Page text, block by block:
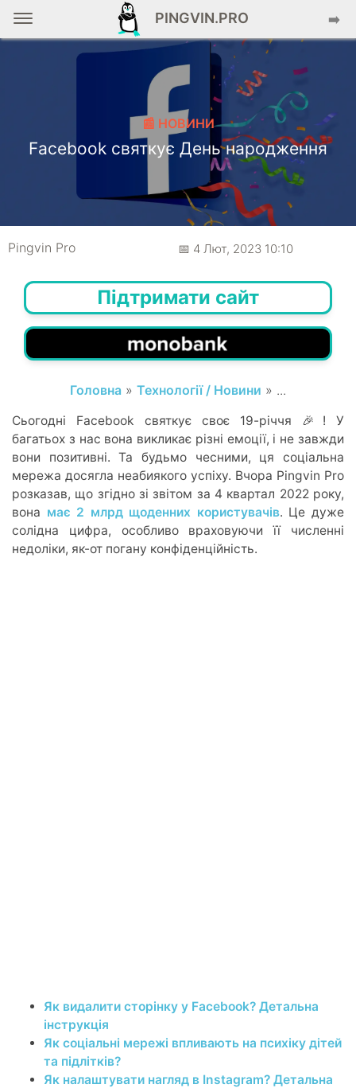
PINGVIN.PRO ➡️
📰 НОВИНИ
Facebook святкує День народження
Pingvin Pro 📅 4 Лют, 2023 10:10
Підтримати сайт
Головна » Технології / Новини » ...
Сьогодні Facebook святкує своє 19-річчя 🎉! У
багатьох з нас вона викликає різні емоції, і не завжди
вони позитивні. Та будьмо чесними, ця соціальна
мережа досягла неабиякого успіху. Вчора Pingvin Pro
розказав, що згідно зі звітом за 4 квартал 2022 року,
вона має 2 млрд щоденних користувачів. Це дуже
солідна цифра, особливо враховуючи її численні
недоліки, як-от погану конфіденційність.
Як видалити сторінку у Facebook? Детальна
інструкція
Як соціальні мережі впливають на психіку дітей
та підлітків?
Як налаштувати нагляд в Instagram? Детальна